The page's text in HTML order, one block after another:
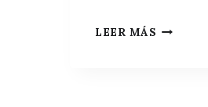
LEER MÁS PATATA